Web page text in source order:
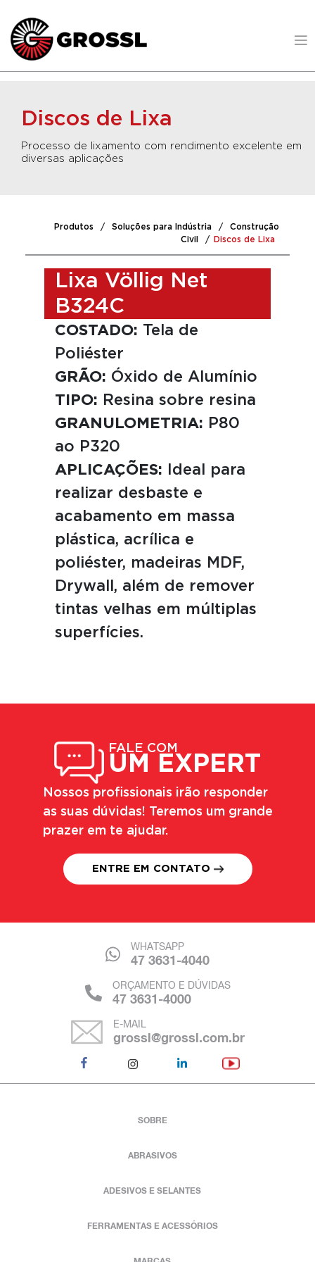
Discos de Lixa
Processo de lixamento com rendimento excelente em
diversas aplicações
Produtos / Soluções para Indústria /
Construção
Civil
/ Discos de Lixa
Lixa Völlig Net
B324C
COSTADO: Tela de
Poliéster
GRÃO: Óxido de Alumínio
TIPO: Resina sobre resina
GRANULOMETRIA: P80
ao P320
APLICAÇÕES:
Ideal para
realizar desbaste e
acabamento em massa
plástica, acrílica e
poliéster, madeiras MDF,
Drywall, além de remover
tintas velhas em múltiplas
superfícies.
FALE COM
UM EXPERT
Nossos profissionais irão responder
as suas dúvidas! Teremos um grande
prazer em te ajudar.
ENTRE EM CONTATO
WHATSAPP
47 3631-4040
ORÇAMENTO E DÚVIDAS
47 3631-4000
E-MAIL
grossl@grossl.com.br
SOBRE
ABRASIVOS
ADESIVOS E SELANTES
FERRAMENTAS E ACESSÓRIOS